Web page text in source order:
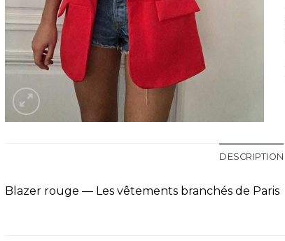
DESCRIPTION
Blazer rouge — Les vêtements branchés de Paris